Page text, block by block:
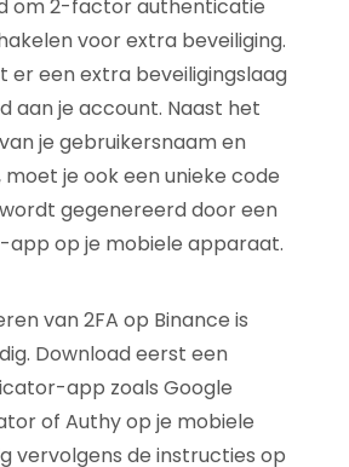
om 2-factor authenticatie
voor extra beveiliging.
er een extra beveiligingslaag
aan je account. Naast het
je gebruikersnaam en
je ook een unieke code
gegenereerd door een
op je mobiele apparaat.
van 2FA op Binance is
Download eerst een
app zoals Google
of Authy op je mobiele
vervolgens de instructies op